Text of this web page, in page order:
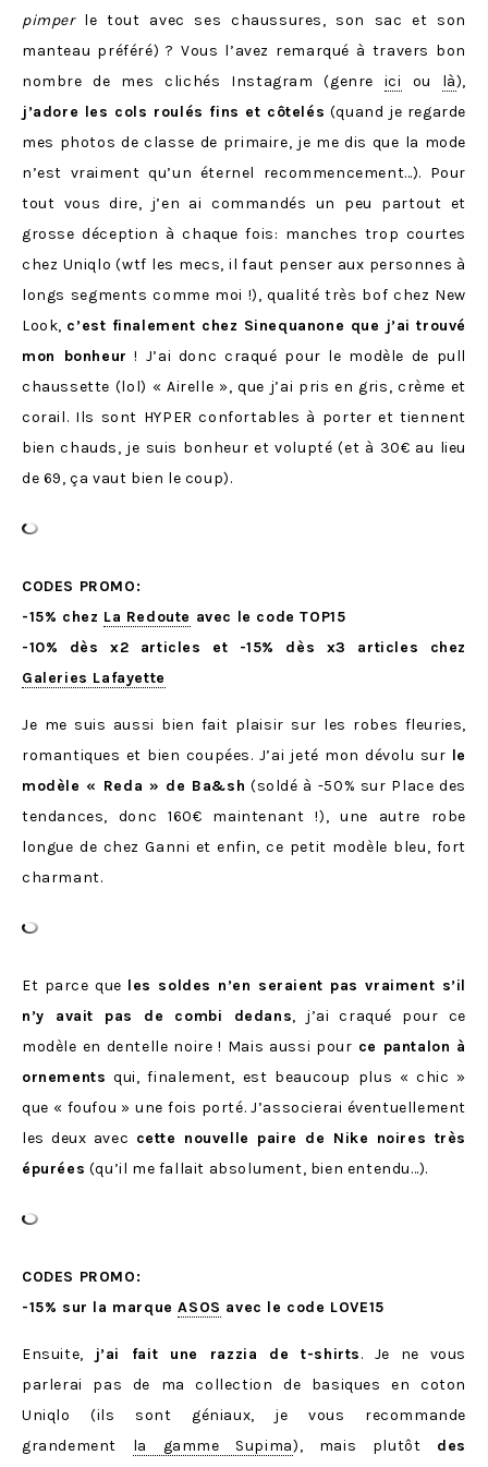
pimperle tout avec ses chaussures, son sac et son
manteau préféré) ? Vous l’avez remarqué à travers bon
nombre de mes clichés Instagram (genre ici ou là),
j’adore les cols roulés fins et côtelés (quand je regarde
mes photos de classe de primaire, je me dis que la mode
n’est vraiment qu’un éternel recommencement…). Pour
tout vous dire, j’en ai commandés un peu partout et
grosse déception à chaque fois: manches trop courtes
chez Uniqlo (wtf les mecs, il faut penser aux personnes à
longs segments comme moi !), qualité très bof chez New
Look, c’est finalement chez Sinequanone que j’ai trouvé
mon bonheur ! J’ai donc craqué pour le modèle de pull
chaussette (lol) « Airelle », que j’ai pris en gris, crème et
corail. Ils sont HYPER confortables à porter et tiennent
bien chauds, je suis bonheur et volupté (et à 30€ au lieu
de 69, ça vaut bien le coup).
CODES PROMO:
-15% chez La Redoute avec le code TOP15
-10% dès x2 articles et -15% dès x3 articles chez
Galeries Lafayette
Je me suis aussi bien fait plaisir sur les robes fleuries,
romantiques et bien coupées. J’ai jeté mon dévolu sur le
modèle « Reda » de Ba&sh (soldé à -50% sur Place des
tendances, donc 160€ maintenant !), une autre robe
longue de chez Ganni et enfin, ce petit modèle bleu, fort
charmant.
Et parce que les soldes n’en seraient pas vraiment s’il
n’y avait pas de combi dedans, j’ai craqué pour ce
modèle en dentelle noire ! Mais aussi pour ce pantalon à
ornements qui, finalement, est beaucoup plus « chic »
que « foufou » une fois porté. J’associerai éventuellement
les deux avec cette nouvelle paire de Nike noires très
épurées (qu’il me fallait absolument, bien entendu…).
CODES PROMO:
-15% sur la marqueASOS avec le code LOVE15
Ensuite, j’ai fait une razzia de t-shirts. Je ne vous
parlerai pas de ma collection de basiques en coton
Uniqlo (ils sont géniaux, je vous recommande
grandement la gamme Supima), mais plutôt des